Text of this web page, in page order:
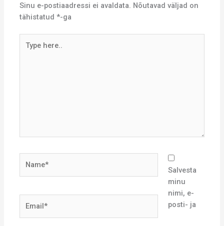
Sinu e-postiaadressi ei avaldata. Nõutavad väljad on
tähistatud*-ga
here..
Salvesta
minu
nimi, e-
posti- ja